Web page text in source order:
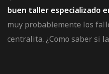
buen taller especializado
muy probablemente los
centralita. ¿Como saber si